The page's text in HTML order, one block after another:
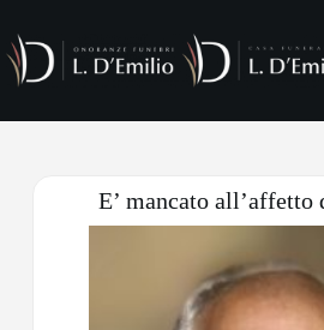
E’ mancato all’affetto